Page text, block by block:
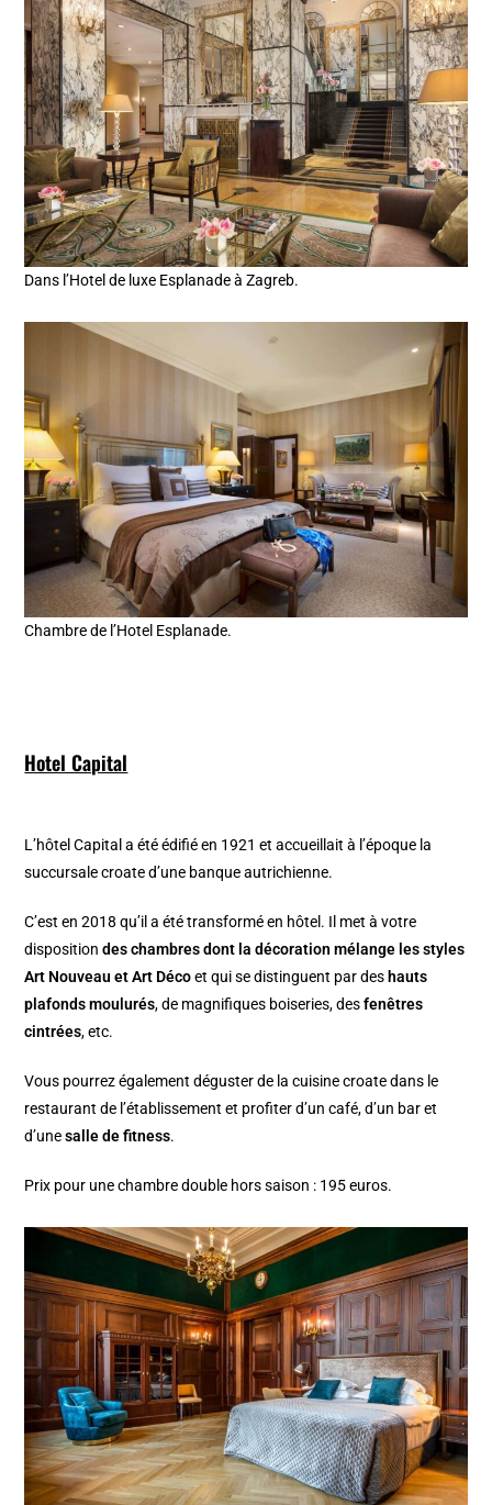
Dans l’Hotel de luxe Esplanade à Zagreb.
Chambre de l’Hotel Esplanade.
Hotel Capital
L’hôtel Capital a été édifié en 1921 et accueillait à l’époque la
succursale croate d’une banque autrichienne.
C’est en 2018 qu’il a été transformé en hôtel. Il met à votre
dispositiondes chambres dont la décoration mélange les styles
Art Nouveau et Art Décoet qui se distinguent par des hauts
plafonds moulurés, de magnifiques boiseries, desfenêtres
cintrées, etc.
Vous pourrez également déguster de la cuisine croate dans le
restaurant de l’établissement et profiter d’un café, d’un bar et
d’unesalle de fitness.
Prix pour une chambre double hors saison : 195 euros.